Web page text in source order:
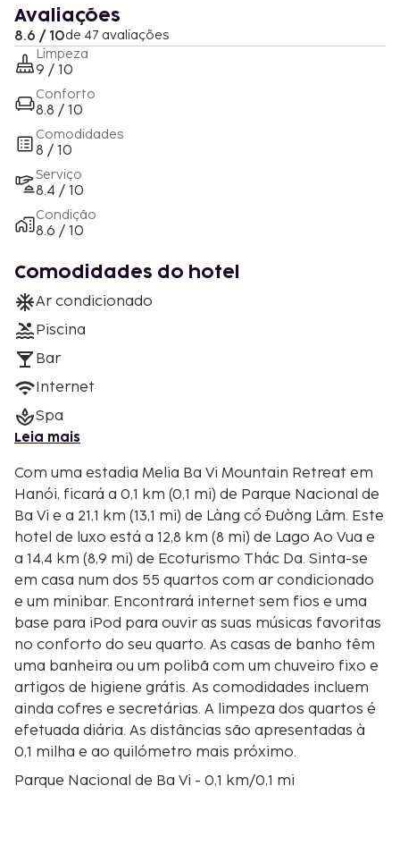
Avaliações
8.6 / 10de 47 avaliações
Limpeza
9 / 10
Conforto
8.8 / 10
Comodidades
8 / 10
Serviço
8.4 / 10
Condição
8.6 / 10
Comodidades do hotel
Ar condicionado
Piscina
Bar
Internet
Spa
Leia mais
Com uma estadia Melia Ba Vi Mountain Retreat em
Hanói, ficará a 0,1 km (0,1 mi) de Parque Nacional de
Ba Vi e a 21,1 km (13,1 mi) de Làng cổ Đường Lâm. Este
hotel de luxo está a 12,8 km (8 mi) de Lago Ao Vua e
a 14,4 km (8,9 mi) de Ecoturismo Thác Da. Sinta-se
em casa num dos 55 quartos com ar condicionado
e um minibar. Encontrará internet sem fios e uma
base para iPod para ouvir as suas músicas favoritas
no conforto do seu quarto. As casas de banho têm
uma banheira ou um polibã com um chuveiro fixo e
artigos de higiene grátis. As comodidades incluem
ainda cofres e secretárias. A limpeza dos quartos é
efetuada diária. As distâncias são apresentadas à
0,1 milha e ao quilómetro mais próximo.
Parque Nacional de Ba Vi - 0,1 km/0,1 mi